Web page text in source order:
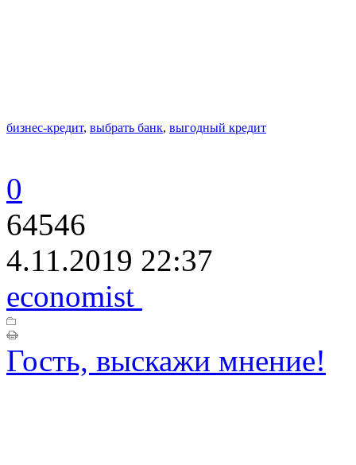
бизнес-кредит, выбрать банк, выгодный кредит
0
64546
4.11.2019 22:37
economist
Гость, выскажи мнение!